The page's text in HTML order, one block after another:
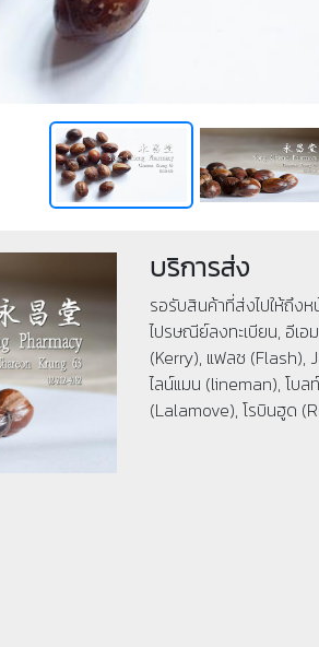
บริการส่ง
รอรับสินค้าที่ส่งไปให้ถึง
ไปรษณีย์ลงทะเบียน, อีเอ
(Kerry), แฟลช (Flash),
ไลน์แมน (lineman), โบ
(Lalamove), โรบินฮูด